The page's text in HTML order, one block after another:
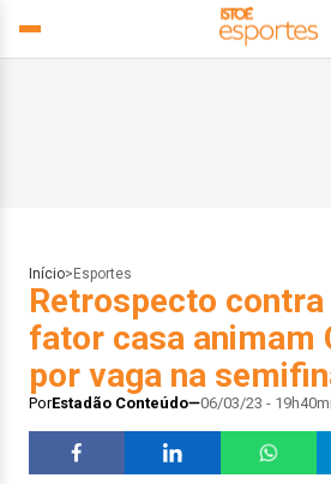
Início> Esportes
Retrospecto contra
fator casa animam
por vaga na
PorEstadão Conteúdo 06/03/23 -